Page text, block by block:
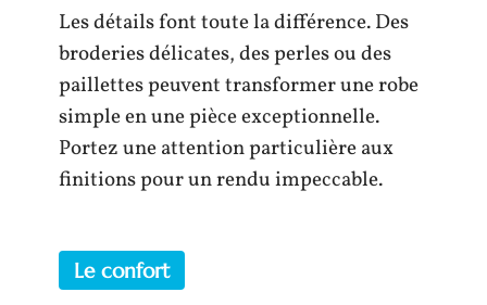
Les détails font toute la différence. Des
broderies délicates, des perles ou des
paillettes peuvent transformer une robe
simple en une pièce exceptionnelle.
Portez une attention particulière aux
finitions pour un rendu impeccable.
Le confort